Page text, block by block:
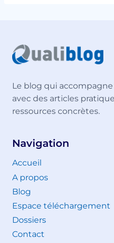
Le blog qui accompagne
avec des articles
ressources concrètes.
Navigation
Accueil
A propos
Blog
Espace téléchargement
Dossiers
Contact